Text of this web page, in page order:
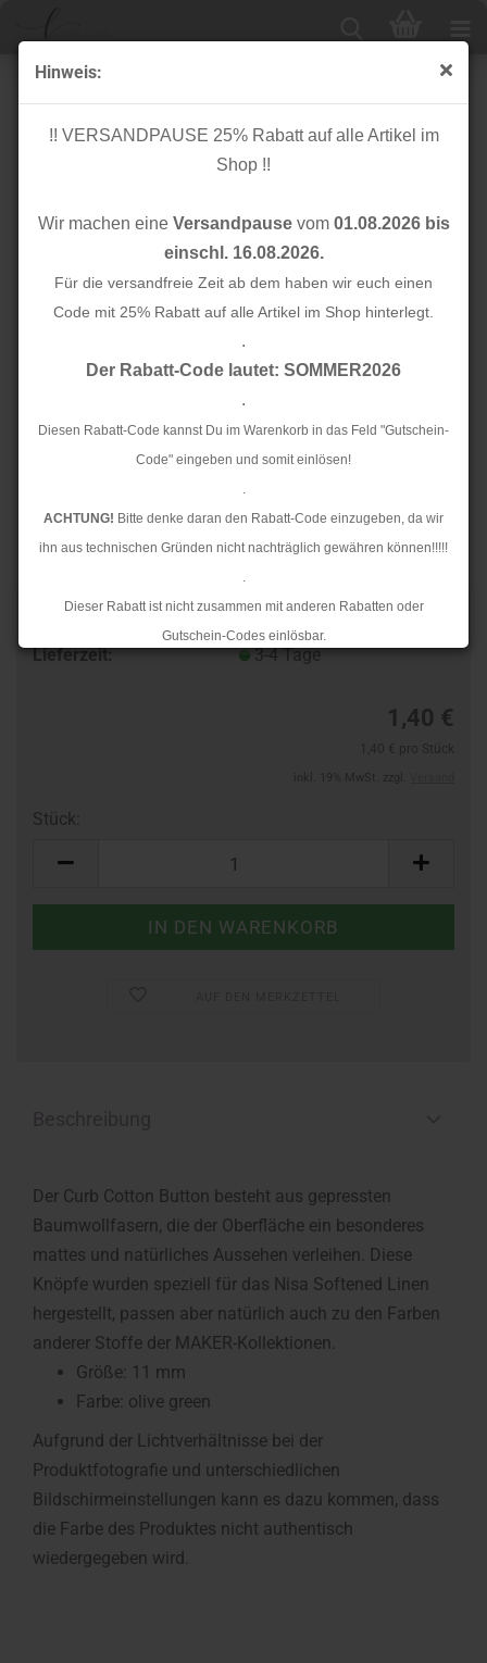
Hinweis:
!! VERSANDPAUSE 25% Rabatt auf alle Artikel im
Shop !!
Wir machen eine Versandpausevom 01.08.2026 bis
einschl. 16.08.2026.
Für die versandfreie Zeit ab dem haben wir euch einen
Code mit 25% Rabatt auf alle Artikel im Shop hinterlegt.
.
Der Rabatt-Code lautet: SOMMER2026
.
Diesen Rabatt-Code kannst Du im Warenkorb in das Feld "Gutschein-
Code" eingeben und somit einlösen!
.
ACHTUNG! Bitte denke daran den Rabatt-Code einzugeben, da wir
ihn aus technischen Gründen nicht nachträglich gewähren können!!!!!
.
Dieser Rabatt ist nicht zusammen mit anderen Rabatten oder
Gutschein-Codes einlösbar.
.
Rückstaus kann es jedoch zu längeren Lieferzeiten kommen.
Knopf Cotton - Curb - 11mm - olive green - Mind the
Maker
Lieferzeit:
3-4 Tage
1,40 €
Stück:
Der Curb Cotton Button besteht aus gepressten
Baumwollfasern, die der Oberfläche ein besonderes
mattes und natürliches Aussehen verleihen. Diese
Knöpfe wurden speziell für das Nisa Softened Linen
hergestellt, passen aber natürlich auch zu den Farben
anderer Stoffe der MAKER-Kollektionen.
Größe: 11 mm
Farbe: olive green
Aufgrund der Lichtverhältnisse bei der
Produktfotografie und unterschiedlichen
Bildschirmeinstellungen kann es dazu kommen, dass
die Farbe des Produktes nicht authentisch
wiedergegeben wird.